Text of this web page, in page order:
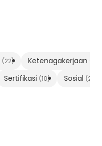
(22) Ketenagakerjaan
Sertifikasi (10) Sosial (2)